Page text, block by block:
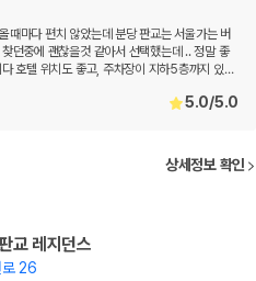
때마다 편치 않았는데 분당 판교는 서울가는 버
던중에 괜찮을것 같아서 선택했는데 .. 정말 좋
호텔 위치도 좋고, 주차장이 지하5층까지 있…
5.0/5.0
상세정보 확인
교 레지던스
로 26